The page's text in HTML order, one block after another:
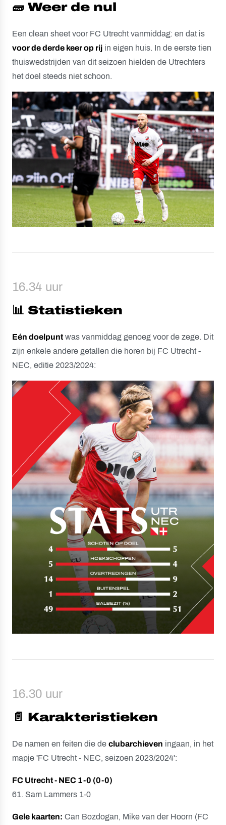
🧱 Weer de nul
Een clean sheet voor FC Utrecht vanmiddag: en dat is
voor de derde keer op rij in eigen huis. In de eerste tien
thuiswedstrijden van dit seizoen hielden de Utrechters
het doel steeds niet schoon.
📊 Statistieken
16.34 uur
Eén doelpunt was vanmiddag genoeg voor de zege. Dit
zijn enkele andere getallen die horen bij FC Utrecht -
NEC, editie 2023/2024:
📄 Karakteristieken
16.30 uur
De namen en feiten die de clubarchieven ingaan, in het
mapje 'FC Utrecht - NEC, seizoen 2023/2024':
FC Utrecht - NEC 1-0 (0-0)
61. Sam Lammers 1-0
Gele kaarten: Can Bozdogan, Mike van der Hoorn (FC